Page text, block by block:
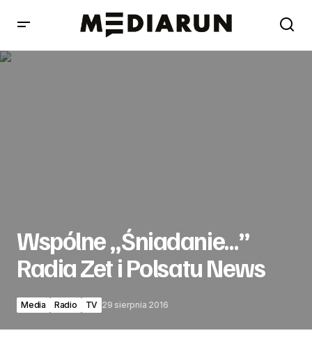
Wspólne „Śniadanie…”
Radia Zet i Polsatu News
Media Radio TV 29 sierpnia 2016